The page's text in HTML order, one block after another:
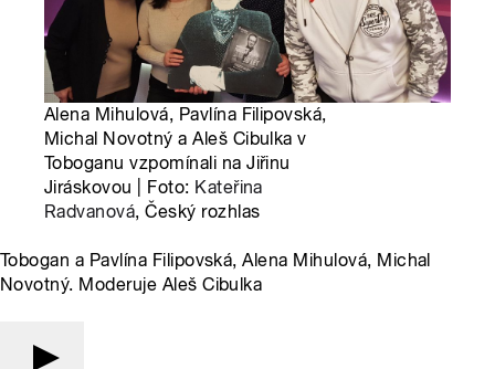
Alena Mihulová, Pavlína Filipovská,
Michal Novotný a Aleš Cibulka v
Toboganu vzpomínali na Jiřinu
Jiráskovou | Foto: Kateřina
Radvanová, Český rozhlas
Tobogan a Pavlína Filipovská, Alena Mihulová, Michal
Novotný. Moderuje Aleš Cibulka